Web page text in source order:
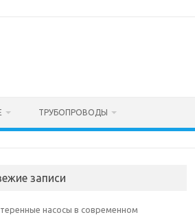
ТРУБОПРОВОДЫ
записи
насосы в современном